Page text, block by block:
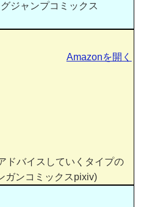
ジャンプコミックス
ドバイスしていくタイプの
ガンコミックスpixiv)
Amazonを開く